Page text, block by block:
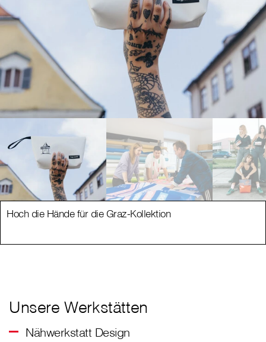
Hoch die Hände für die Graz-Kollektion
Unsere Werkstätten
Nähwerkstatt Design